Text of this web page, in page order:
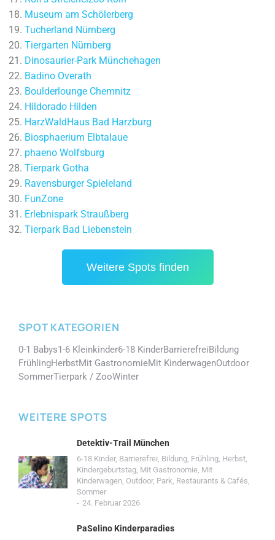
Museum am Schölerberg
Tucherland Nürnberg
Tiergarten Nürnberg
Dinosaurier-Park Münchehagen
Badino Overath
Boulderlounge Chemnitz
Hildorado Hilden
HarzWaldHaus Bad Harzburg
Biosphaerium Elbtalaue
phaeno Wolfsburg
Tierpark Gotha
Ravensburger Spieleland
FunZone
Erlebnispark Straußberg
Tierpark Bad Liebenstein
Weitere Spots finden
SPOT KATEGORIEN
0-1 Babys1-6 Kleinkinder6-18 KinderBarrierefreiBildung
FrühlingHerbstMit GastronomieMit KinderwagenOutdoor
SommerTierpark / ZooWinter
WEITERE SPOTS
Detektiv-Trail München
6-18 Kinder, Barrierefrei, Bildung, Frühling, Herbst,
Kindergeburtstag, Mit Gastronomie, Mit
Kinderwagen, Outdoor, Park, Restaurants & Cafés,
Sommer
24. Februar 2026
PaSelino Kinderparadies